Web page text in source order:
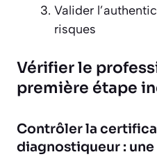
Valider
risques
Vérifier le
première étape
Contrôler la
diagnostiqueur :